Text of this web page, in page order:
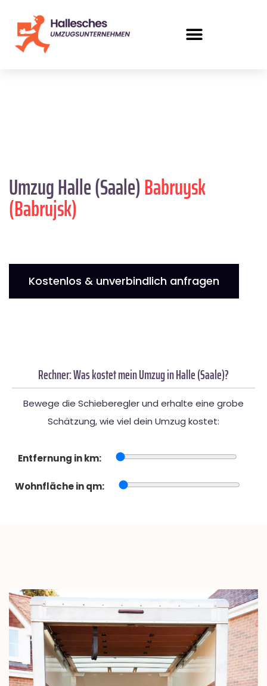
Umzug Halle (Saale)Babruysk
(Babrujsk)
Kostenlos & unverbindlich anfragen
Rechner: Was kostet mein Umzug in Halle (Saale)?
Bewege die Schieberegler und erhalte eine grobe
Schätzung, wie viel dein Umzug kostet:
Entfernung in km:
Wohnfläche in qm: